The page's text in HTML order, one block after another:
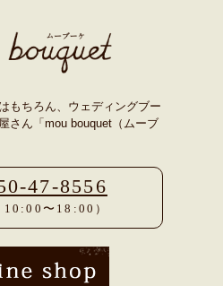
もちろん、ウェディングブー
さん「mou bouquet（ムーブ
47-8556
10:00〜18:00）